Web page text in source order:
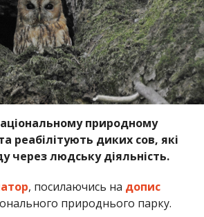
природному
реабілітують диких сов, які
через людську діяльність.
, посилаючись на допис
природнього парку.